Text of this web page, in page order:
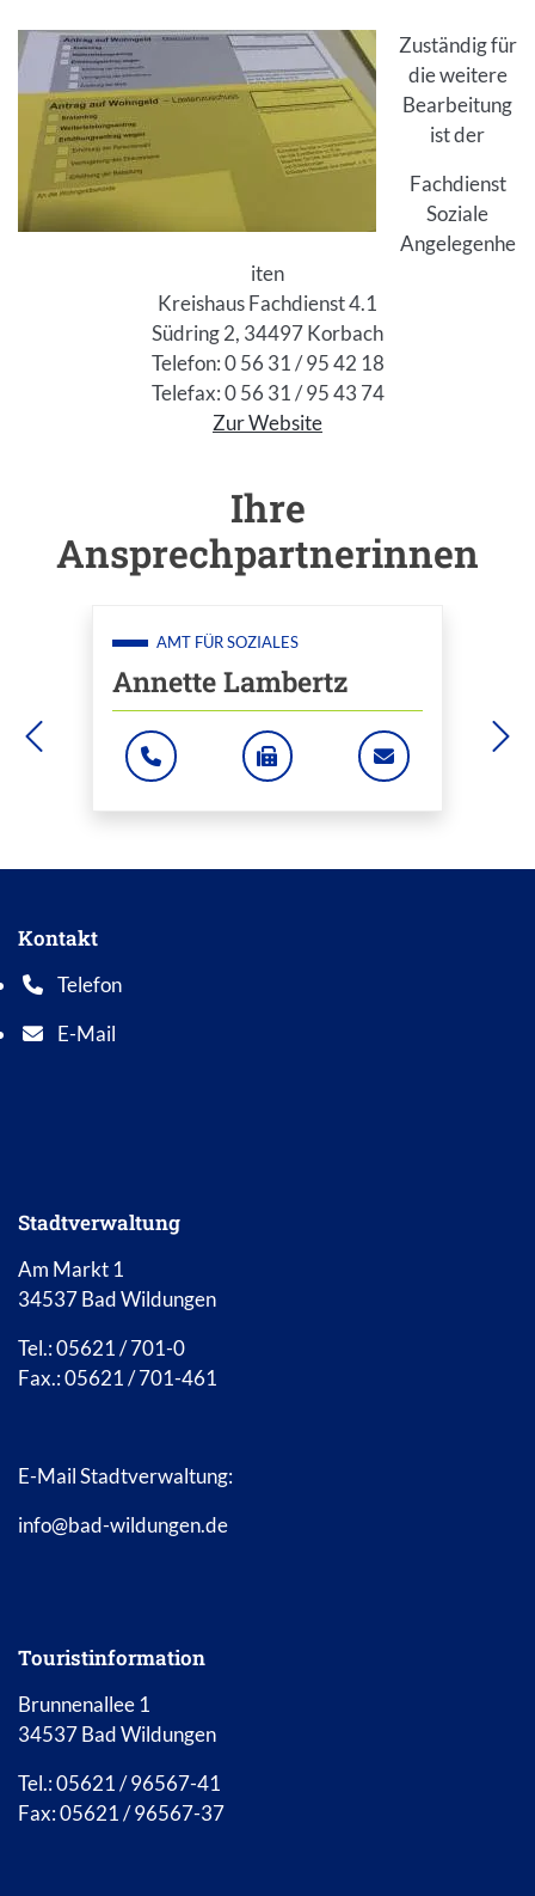
Zuständig für
die weitere
Bearbeitung
ist der
Fachdienst
Soziale
Angelegenhe
iten
Kreishaus Fachdienst 4.1
Südring 2, 34497 Korbach
Telefon: 0 56 31 / 95 42 18
Telefax: 0 56 31 / 95 43 74
Zur Website
Einleitung
Ihre
Ansprechpartnerinnen
WILDUNGEN.DE
AMT FÜR SOZIALES
Annette Lambertz
: +49 5621 701350: +49 5621 701463
:
Kontakt
Telefon
Telefonnummer: 0 5 6 2 1 7 0 1 0
E-Mail
E-Mail Adresse: info@bad-wildungen.de
Stadtverwaltung
Am Markt 1
34537 Bad Wildungen
Tel.: 05621 / 701-0
Fax.: 05621 / 701-461
E-Mail Stadtverwaltung:
info@bad-wildungen.de
Touristinformation
Brunnenallee 1
34537 Bad Wildungen
Tel.: 05621 / 96567-41
Fax: 05621 / 96567-37